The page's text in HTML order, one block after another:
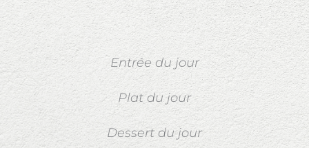
Entrée du jour
Plat du jour
Dessert du jour